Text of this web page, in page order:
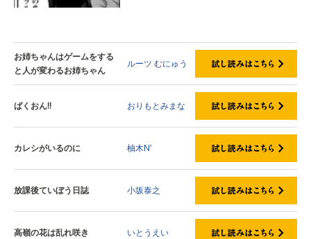
お姉ちゃんはゲームをする
と人が変わるお姉ちゃん
ルーツ むにゅう
ばくおん!! おりもとみまな
カレシがいるのに 柚木N’
放課後ていぼう日誌 小坂泰之
高嶺の花は乱れ咲き いとうえい